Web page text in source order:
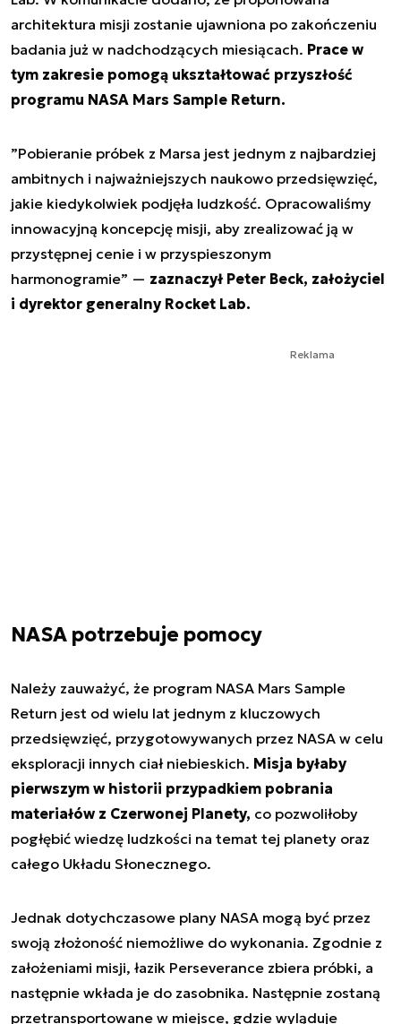
architektura misji zostanie ujawniona po zakończeniu
badania już w nadchodzących miesiącach. Prace w
tym zakresie pomogą ukształtować przyszłość
programu NASA Mars Sample Return.
”Pobieranie próbek z Marsa jest jednym z najbardziej
ambitnych i najważniejszych naukowo przedsięwzięć,
jakie kiedykolwiek podjęła ludzkość. Opracowaliśmy
innowacyjną koncepcję misji, aby zrealizować ją w
przystępnej cenie i w przyspieszonym
harmonogramie” — zaznaczył Peter Beck, założyciel
i dyrektor generalny Rocket Lab.
Reklama
NASA potrzebuje pomocy
Należy zauważyć, że program NASA Mars Sample
Return jest od wielu lat jednym z kluczowych
przedsięwzięć, przygotowywanych przez NASA w celu
eksploracji innych ciał niebieskich. Misja byłaby
pierwszym w historii przypadkiem pobrania
materiałów z Czerwonej Planety, co pozwoliłoby
pogłębić wiedzę ludzkości na temat tej planety oraz
całego Układu Słonecznego.
Jednak dotychczasowe plany NASA mogą być przez
swoją złożoność niemożliwe do wykonania. Zgodnie z
założeniami misji, łazik Perseverance zbiera próbki, a
następnie wkłada je do zasobnika. Następnie zostaną
przetransportowane w miejsce, gdzie wyląduje